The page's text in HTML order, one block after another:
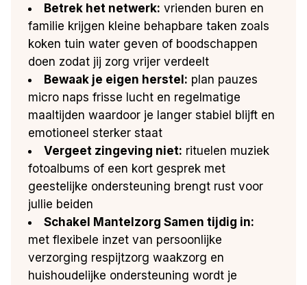
Betrek het netwerk: vrienden buren en
familie krijgen kleine behapbare taken zoals
koken tuin water geven of boodschappen
doen zodat jij zorg vrijer verdeelt
Bewaak je eigen herstel: plan pauzes
micro naps frisse lucht en regelmatige
maaltijden waardoor je langer stabiel blijft en
emotioneel sterker staat
Vergeet zingeving niet: rituelen muziek
fotoalbums of een kort gesprek met
geestelijke ondersteuning brengt rust voor
jullie beiden
Schakel Mantelzorg Samen tijdig in:
met flexibele inzet van persoonlijke
verzorging respijtzorg waakzorg en
huishoudelijke ondersteuning wordt je